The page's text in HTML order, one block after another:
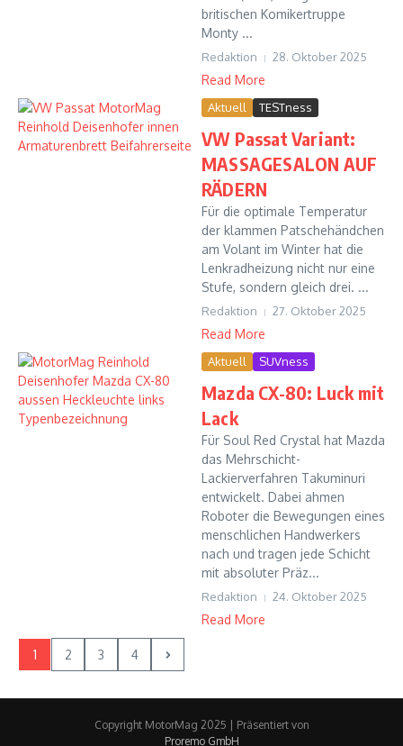
britischen Komikertruppe
Monty ...
Redaktion 28. Oktober 2025
Read More
Aktuell TESTness
VW Passat Variant:
MASSAGESALON AUF
RÄDERN
Für die optimale Temperatur
der klammen Patschehändchen
am Volant im Winter hat die
Lenkradheizung nicht nur eine
Stufe, sondern gleich drei. ...
Redaktion 27. Oktober 2025
Read More
Aktuell SUVness
Mazda CX-80: Luck mit
Lack
Für Soul Red Crystal hat Mazda
das Mehrschicht-
Lackierverfahren Takuminuri
entwickelt. Dabei ahmen
Roboter die Bewegungen eines
menschlichen Handwerkers
nach und tragen jede Schicht
mit absoluter Präz...
Redaktion 24. Oktober 2025
Read More
1 2 3 4
Copyright MotorMag 2025 | Präsentiert von
Proremo GmbH